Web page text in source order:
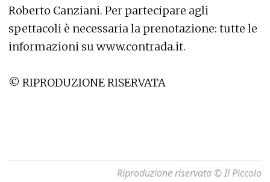
Roberto Canziani. Per partecipare agli
spettacoli è necessaria la prenotazione: tutte le
informazioni su www.contrada.it.
© RIPRODUZIONE RISERVATA
Riproduzione riservata © Il Piccolo